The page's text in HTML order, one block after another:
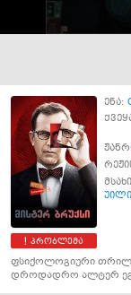
პრობლემა
ენა:
ფსიქოლოგიური
დროდადრო ალტერ